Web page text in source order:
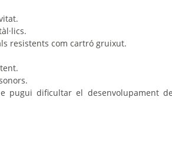
resistents com cartró gruixut.
pugui dificultar el desenvolupament de